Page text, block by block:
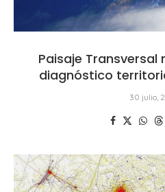
Paisaje
diagnóstico
30 julio,